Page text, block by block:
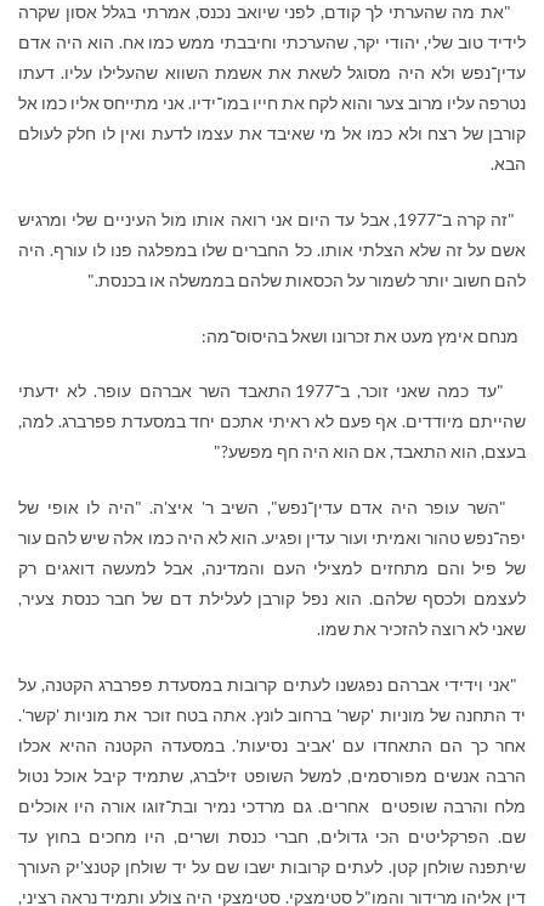
"את מה שהערתי לך קודם, לפני שיואב נכנס, אמרתי בגלל אסון שקרה
לידיד טוב שלי, יהודי יקר, שהערכתי וחיבבתי ממש כמו אח. הוא היה אדם
עדין־נפש ולא היה מסוגל לשאת את אשמת השווא שהעלילו עליו. דעתו
נטרפה עליו מרוב צער והוא לקח את חייו במו־ידיו. אני מתייחס אליו כמו אל
קורבן של רצח ולא כמו אל מי שאיבד את עצמו לדעת ואין לו חלק לעולם
הבא.
"זה קרה ב־1977, אבל עד היום אני רואה אותו מול העיניים שלי ומרגיש
אשם על זה שלא הצלתי אותו. כל החברים שלו במפלגה פנו לו עורף. היה
להם חשוב יותר לשמור על הכסאות שלהם בממשלה או בכנסת."
מנחם אימץ מעט את זכרונו ושאל בהיסוס־מה:
"עד כמה שאני זוכר, ב־1977 התאבד השר אברהם עופר. לא ידעתי
שהייתם מיודדים. אף פעם לא ראיתי אתכם יחד במסעדת פפרברג. למה,
בעצם, הוא התאבד, אם הוא היה חף מפשע?"
"השר עופר היה אדם עדין־נפש", השיב ר' איצ'ה. "היה לו אופי של
יפה־נפש טהור ואמיתי ועור עדין ופגיע. הוא לא היה כמו אלה שיש להם עור
של פיל והם מתחזים למצילי העם והמדינה, אבל למעשה דואגים רק
לעצמם ולכסף שלהם. הוא נפל קורבן לעלילת דם של חבר כנסת צעיר,
שאני לא רוצה להזכיר את שמו.
"אני וידידי אברהם נפגשנו לעתים קרובות במסעדת פפרברג הקטנה, על
יד התחנה של מוניות 'קשר' ברחוב לונץ. אתה בטח זוכר את מוניות 'קשר'.
אחר כך הם התאחדו עם 'אביב נסיעות'. במסעדה הקטנה ההיא אכלו
הרבה אנשים מפורסמים, למשל השופט זילברג, שתמיד קיבל אוכל נטול
מלח והרבה שופטים אחרים. גם מרדכי נמיר ובת־זוגו אורה היו אוכלים
שם. הפרקליטים הכי גדולים, חברי כנסת ושרים, היו מחכים בחוץ עד
שיתפנה שולחן קטן. לעתים קרובות ישבו שם על יד שולחן קטנצ'יק העורך
דין אליהו מרידור והמו"ל סטימצקי. סטימצקי היה צולע ותמיד נראה רציני,